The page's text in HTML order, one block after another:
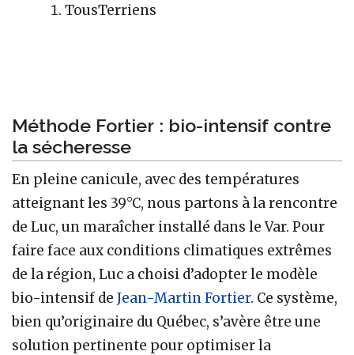
TousTerriens
Méthode Fortier : bio-intensif contre
la sécheresse
En pleine canicule, avec des températures
atteignant les 39°C, nous partons à la rencontre
de Luc, un maraîcher installé dans le Var. Pour
faire face aux conditions climatiques extrêmes
de la région, Luc a choisi d’adopter le modèle
bio-intensif de Jean-Martin Fortier. Ce système,
bien qu’originaire du Québec, s’avère être une
solution pertinente pour optimiser la